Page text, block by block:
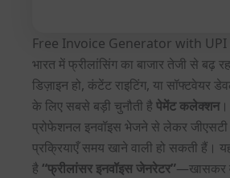
Free Invoice Generator with UPI
भारत में फ्रीलांसिंग का बाजार तेजी से बढ़
डिज़ाइन हो, कंटेंट राइटिंग, या सॉफ्टवेयर
के लिए सबसे बड़ी चुनौती हैपेमेंट कलेक्शन।
प्रोफेशनल इनवॉइस भेजने से लेकर
प्रक्रियाएँ समय खाने वाली हो सकती हैं।
है“फ्रीलांसर इनवॉइस जेनरेटर”—खासकर